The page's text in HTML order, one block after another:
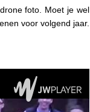
foto. Moet je wel
voor volgend jaar.